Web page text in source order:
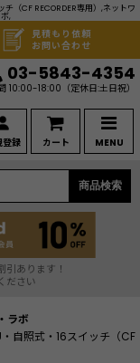
（CF RECORDER専用）,ネットワ
,
登録 カート MENU
見積もり依頼
お問い合わせ
03-5843-4354
10:00-18:00 （定休日:土日祝）
商品検索
引あります！
ださい
ラボ
自照式・16スイッチ（CF